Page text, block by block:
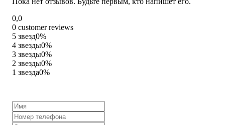
Rated
0,0
out
of
5
0,0
0 customer reviews
5 звезд0%
4 звезды0%
3 звезды0%
2 звезды0%
1 звезда0%